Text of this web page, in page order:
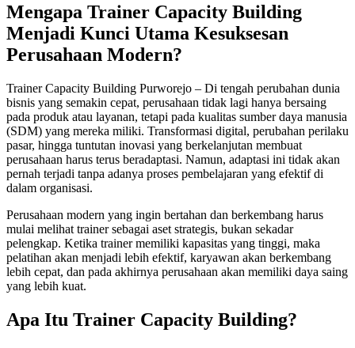
Mengapa Trainer Capacity Building
Menjadi Kunci Utama Kesuksesan
Perusahaan Modern?
Trainer Capacity Building Purworejo – Di tengah perubahan dunia
bisnis yang semakin cepat, perusahaan tidak lagi hanya bersaing
pada produk atau layanan, tetapi pada kualitas sumber daya manusia
(SDM) yang mereka miliki. Transformasi digital, perubahan perilaku
pasar, hingga tuntutan inovasi yang berkelanjutan membuat
perusahaan harus terus beradaptasi. Namun, adaptasi ini tidak akan
pernah terjadi tanpa adanya proses pembelajaran yang efektif di
dalam organisasi.
Perusahaan modern yang ingin bertahan dan berkembang harus
mulai melihat trainer sebagai aset strategis, bukan sekadar
pelengkap. Ketika trainer memiliki kapasitas yang tinggi, maka
pelatihan akan menjadi lebih efektif, karyawan akan berkembang
lebih cepat, dan pada akhirnya perusahaan akan memiliki daya saing
yang lebih kuat.
Apa Itu Trainer Capacity Building?